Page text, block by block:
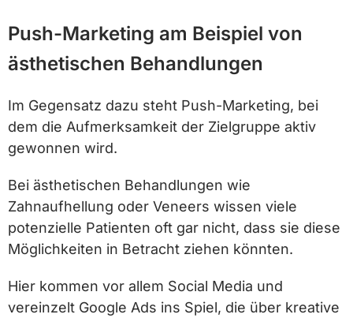
Push-Marketing am Beispiel von
ästhetischen Behandlungen
Im Gegensatz dazu steht Push-Marketing, bei
dem die Aufmerksamkeit der Zielgruppe aktiv
gewonnen wird.
Bei ästhetischen Behandlungen wie
Zahnaufhellung oder Veneers wissen viele
potenzielle Patienten oft gar nicht, dass sie diese
Möglichkeiten in Betracht ziehen könnten.
Hier kommen vor allem Social Media und
vereinzelt Google Ads ins Spiel, die über kreative